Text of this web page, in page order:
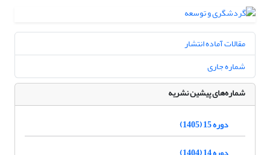
مقالات آماده انتشار
شماره جاری
شماره‌های پیشین نشریه
دوره 15 (1405)